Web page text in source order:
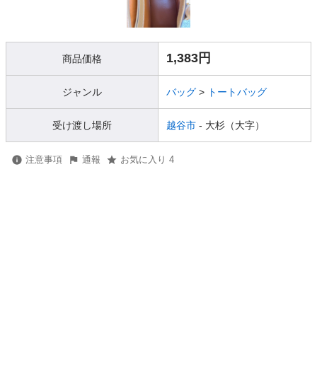
商品価格 1,383円
ジャンル バッグ > トートバッグ
受け渡し場所 越谷市 - 大杉（大字）
注意事項 通報 お気に入り 4